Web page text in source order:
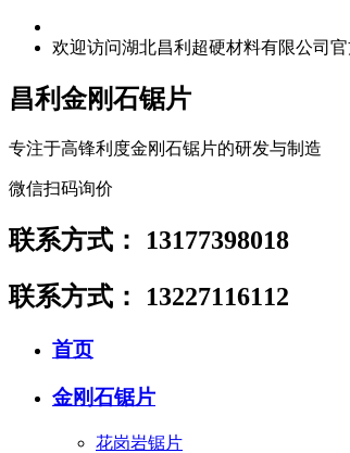
欢迎访问湖北昌利超硬材料有限公司官
昌利金刚石锯片
专注于高锋利度金刚石锯片的研发与制造
微信扫码询价
联系方式：
13177398018
联系方式：
13227116112
首页
金刚石锯片
花岗岩锯片